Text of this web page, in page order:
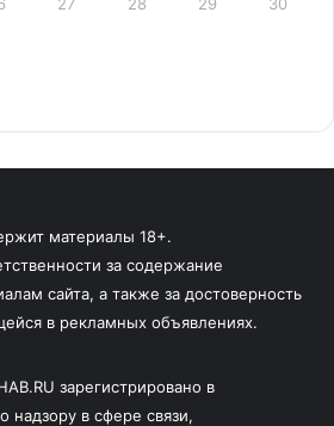
материалы 18+.
за содержание
сайта, а также за достоверность
в рекламных объявлениях.
зарегистрировано в
в сфере связи,